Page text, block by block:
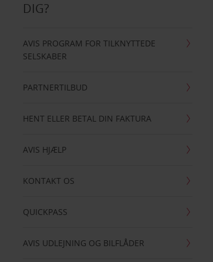
DIG?
AVIS PROGRAM FOR TILKNYTTEDE
SELSKABER
PARTNERTILBUD
HENT ELLER BETAL DIN FAKTURA
AVIS HJÆLP
KONTAKT OS
QUICKPASS
AVIS UDLEJNING OG BILFLÅDER